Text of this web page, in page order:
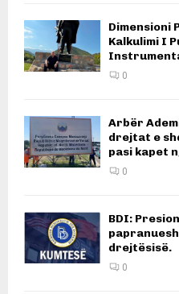
Dimensioni
Kalkulimi I
0
Arbër
drejtat e
pasi kapet
0
BDI:
drejtësisë.
0